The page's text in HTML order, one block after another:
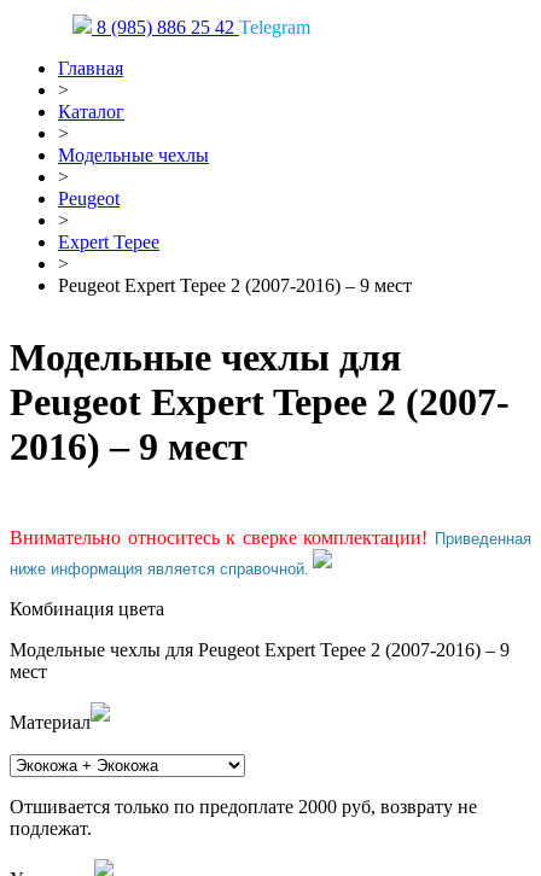
8 (985) 886 25 42 Telegram
Главная
>
Каталог
>
Модельные чехлы
>
Peugeot
>
Expert Tepee
>
Peugeot Expert Tepee 2 (2007-2016) – 9 мест
Модельные чехлы для
Peugeot Expert Tepee 2 (2007-
2016) – 9 мест
Внимательно относитесь к сверке комплектации! Приведенная
ниже информация является справочной.
Комбинация цвета
Модельные чехлы для Peugeot Expert Tepee 2 (2007-2016) – 9
мест
Материал
Отшивается только по предоплате 2000 руб, возврату не
подлежат.